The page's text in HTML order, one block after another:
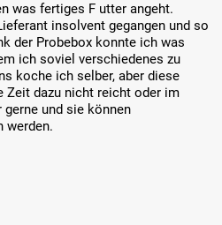
was fertiges F utter angeht.
insolvent gegangen und so
der Probebox konnte ich was
ich soviel verschiedenes zu
koche ich selber, aber diese
Zeit dazu nicht reicht oder im
und sie können
werden.